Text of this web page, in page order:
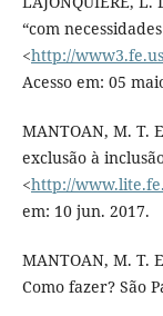
“com
<http://
Acesso em: 05
MANTOAN, M. T.
exclusão à
<http://
em: 10 jun. 2017.
MANTOAN, M. T.
Como fazer? São